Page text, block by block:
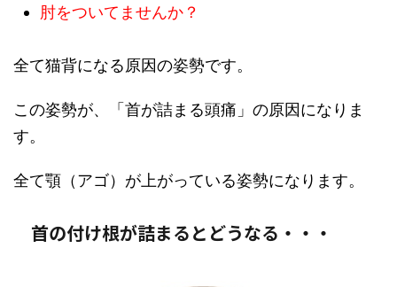
肘をついてませんか？
全て猫背になる原因の姿勢です。
この姿勢が、「首が詰まる頭痛」の原因になりま
す。
全て顎（アゴ）が上がっている姿勢になります。
首の付け根が詰まるとどうなる・・・